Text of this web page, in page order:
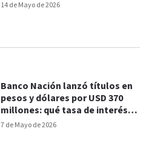
14 de Mayo de 2026
7 de Mayo de 2026
Banco Nación lanzó títulos en
pesos y dólares por USD 370
millones: qué tasa de interés
pagan